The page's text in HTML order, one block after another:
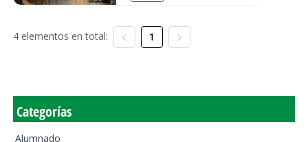
4 elementos en total: 1
Categorías
Alumnado